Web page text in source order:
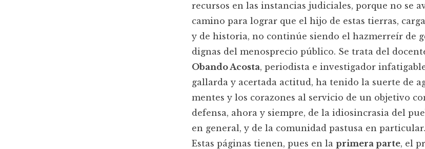
recursos en las instancias judiciales, porque no se
camino para lograr que el hijo de estas tierras,
y de historia, no continúe siendo el hazmerreír de
dignas del menosprecio público. Se trata del
Obando Acosta, periodista e investigador
gallarda y acertada actitud, ha tenido la suerte de
mentes y los corazones al servicio de un objetivo
defensa, ahora y siempre, de la idiosincrasia del
en general, y de la comunidad pastusa en particular.
Estas páginas tienen, pues en la primera parte, el